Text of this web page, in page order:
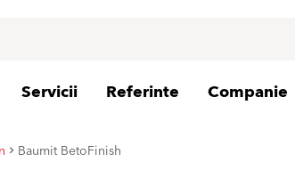
Servicii Referinte Companie
Baumit BetoFinish